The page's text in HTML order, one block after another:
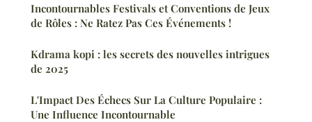
Incontournables Festivals et Conventions de Jeux
de Rôles : Ne Ratez Pas Ces Événements !
Kdrama kopi : les secrets des nouvelles intrigues
de 2025
L'Impact Des Échecs Sur La Culture Populaire :
Une Influence Incontournable